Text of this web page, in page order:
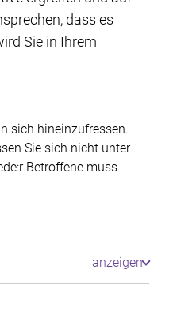
dass es
Sie in Ihrem
sich hineinzufressen.
Sie sich nicht unter
Betroffene muss